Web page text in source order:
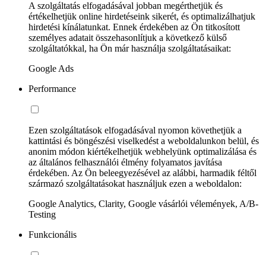
A szolgáltatás elfogadásával jobban megérthetjük és
értékelhetjük online hirdetéseink sikerét, és optimalizálhatjuk
hirdetési kínálatunkat. Ennek érdekében az Ön titkosított
személyes adatait összehasonlítjuk a következő külső
szolgáltatókkal, ha Ön már használja szolgáltatásaikat:
Google Ads
Performance
Ezen szolgáltatások elfogadásával nyomon követhetjük a
kattintási és böngészési viselkedést a weboldalunkon belül, és
anonim módon kiértékelhetjük webhelyünk optimalizálása és
az általános felhasználói élmény folyamatos javítása
érdekében. Az Ön beleegyezésével az alábbi, harmadik féltől
származó szolgáltatásokat használjuk ezen a weboldalon:
Google Analytics, Clarity, Google vásárlói vélemények, A/B-
Testing
Funkcionális